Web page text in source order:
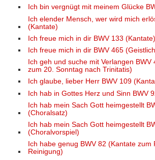
Ich bin vergnügt mit meinem Glücke
Ich elender Mensch, wer wird mich
(Kantate)
Ich freue mich in dir BWV 133 (Kantate)
Ich freue mich in dir BWV 465
Ich geh und suche mit Verlangen BWV
zum 20. Sonntag nach Trinitatis)
Ich glaube, lieber Herr BWV 109
Ich hab in Gottes Herz und Sinn BWV
Ich hab mein Sach Gott heimgestellt
(Choralsatz)
Ich hab mein Sach Gott heimgestellt
(Choralvorspiel)
Ich habe genug BWV 82 (Kantate zum
Reinigung)